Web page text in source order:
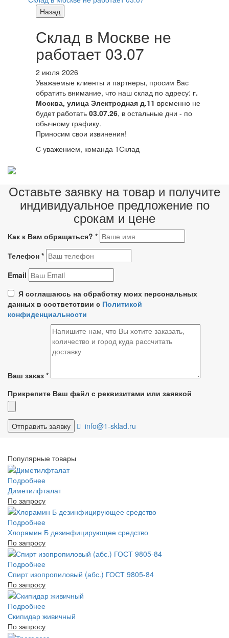
Назад
Склад в Москве не
работает 03.07
2 июля 2026
Уважаемые клиенты и партнеры, просим Вас
обратить внимание, что наш склад по адресу: г.
Москва, улица Электродная д.11 временно не
будет работать 03.07.26, в остальные дни - по
обычному графику.
Приносим свои извинения!
С уважением, команда 1Склад
Оставьте заявку на товар и получите
индивидуальное предложение по
срокам и цене
Как к Вам обращаться? *
Телефон *
Email
Я соглашаюсь на обработку моих персональных
данных в соответствии с Политикой
конфиденциальности
Ваш заказ *
Прикрепите Ваш файл с реквизитами или заявкой
info@1-sklad.ru
Популярные товары
Подробнее
Диметилфталат
По запросу
Подробнее
Хлорамин Б дезинфицирующее средство
По запросу
Подробнее
Спирт изопропиловый (абс.) ГОСТ 9805-84
По запросу
Подробнее
Скипидар живичный
По запросу